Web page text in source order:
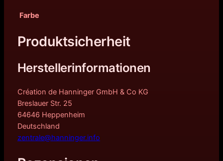
Farbe
Produktsicherheit
Herstellerinformationen
Création de Hanninger GmbH & Co KG
Breslauer Str. 25
64646 Heppenheim
Deutschland
zentrale@hanninger.info